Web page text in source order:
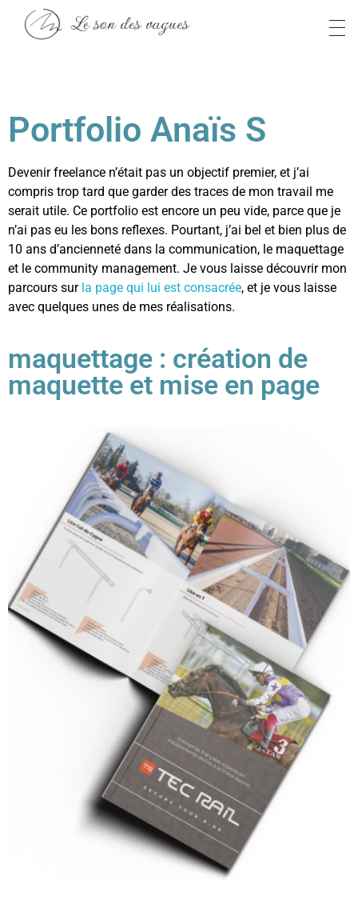
Portfolio Anaïs S
Devenir freelance n’était pas un objectif premier, et j’ai
compris trop tard que garder des traces de mon travail me
serait utile. Ce portfolio est encore un peu vide, parce que je
n’ai pas eu les bons reflexes. Pourtant, j’ai bel et bien plus de
10 ans d’ancienneté dans la communication, le maquettage
et le community management. Je vous laisse découvrir mon
parcours sur la page qui lui est consacrée, et je vous laisse
avec quelques unes de mes réalisations.
maquettage : création de
maquette et mise en page